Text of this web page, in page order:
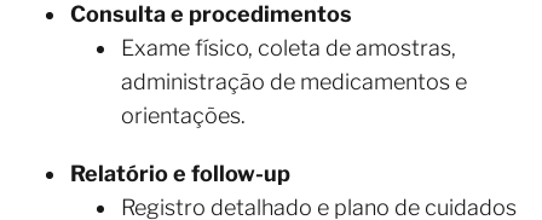
Consulta e procedimentos
Exame físico, coleta de amostras,
administração de medicamentos e
orientações.
Relatório e follow-up
Registro detalhado e plano de cuidados